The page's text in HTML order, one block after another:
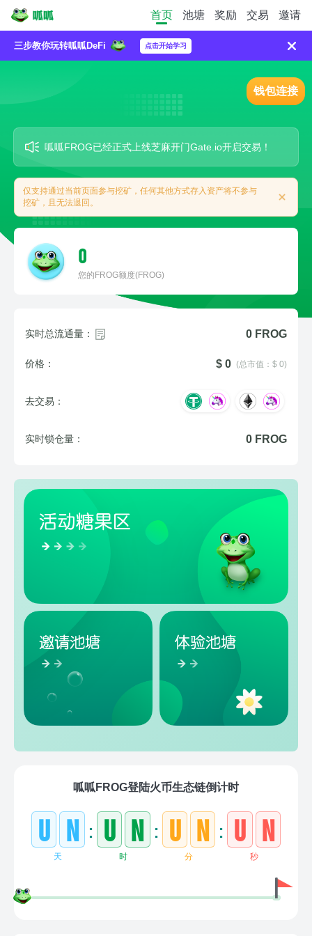
首页 池塘 奖励 交易 邀请
三步教你玩转呱呱DeFi 点击开始学习
钱包连接
呱呱FROG已经正式上线芝麻开门Gate.io开启交易！
仅支持通过当前页面参与挖矿，任何其他方式存入资产将不参与
挖矿，且无法退回。
0
您的FROG额度(FROG)
实时总流通量： 0 FROG
价格： $ 0 (总市值：$ 0)
去交易：
实时锁仓量： 0 FROG
呱呱FROG登陆火币生态链倒计时
u n
天
: u n
时
: u n
分
: u n
秒